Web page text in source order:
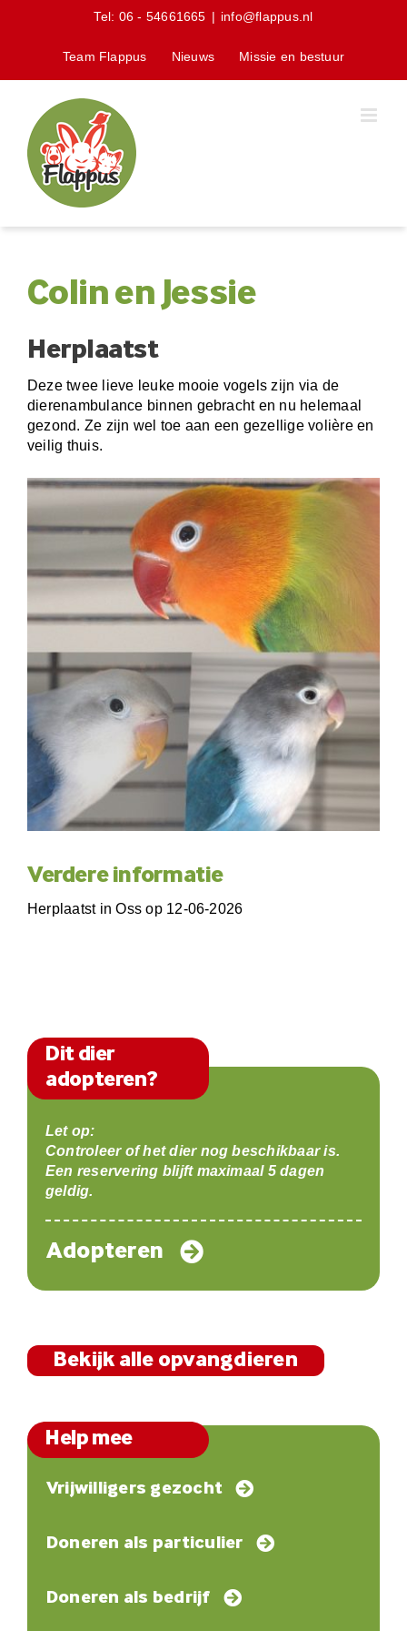
Tel: 06 - 54661665 | info@flappus.nl
Team Flappus Nieuws Missie en bestuur
Colin en Jessie
Herplaatst
Deze twee lieve leuke mooie vogels zijn via de
dierenambulance binnen gebracht en nu helemaal
gezond. Ze zijn wel toe aan een gezellige volière en
veilig thuis.
Verdere informatie
Herplaatst in Oss op 12-06-2026
Dit dier
adopteren?
Let op:
Controleer of het dier nog beschikbaar is.
Een reservering blijft maximaal 5 dagen
geldig.
Adopteren
Bekijk alle opvangdieren
Help mee
Vrijwilligers gezocht
Doneren als particulier
Doneren als bedrijf